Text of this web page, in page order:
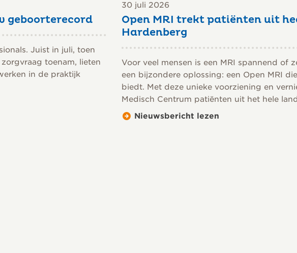
geboorterecord
Juist in juli, toen
toenam, lieten
in de praktijk
30 juli 2026
Open MRI trekt patiënten uit
Hardenberg
Voor veel mensen is een MRI spannend of
een bijzondere oplossing: een Open MRI
biedt. Met deze unieke voorziening en
Medisch Centrum patiënten uit het hele
Nieuwsbericht lezen